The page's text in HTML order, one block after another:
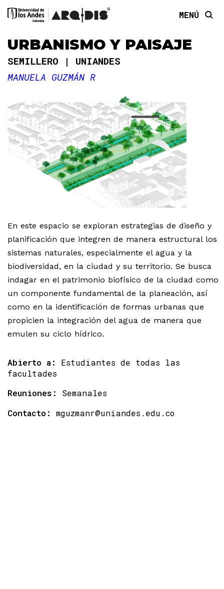
MENÚ
URBANISMO Y PAISAJE
SEMILLERO
UNIANDES
MANUELA GUZMÁN R
En este espacio se exploran estrategias de diseño y
planificación que integren de manera estructural los
sistemas naturales, especialmente el agua y la
biodiversidad, en la ciudad y su territorio. Se busca
indagar en el patrimonio biofísico de la ciudad como
un componente fundamental de la planeación, así
como en la identificación de formas urbanas que
propicien la integración del agua de manera que
emulen su ciclo hídrico.
Abierto a: Estudiantes de todas las
facultades
Reuniones: Semanales
Contacto: mguzmanr@uniandes.edu.co